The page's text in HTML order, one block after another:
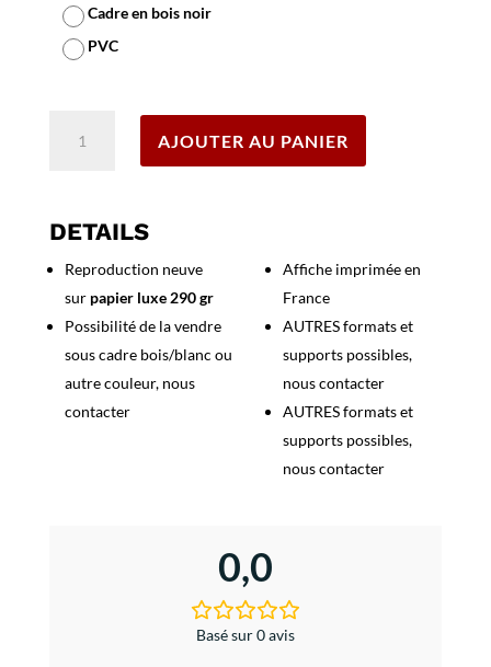
Cadre en bois noir
PVC
de
-
San
Fermin
2012
AJOUTER AU PANIER
DETAILS
Reproduction neuve
sur papier luxe 290 gr
Possibilité de la vendre
sous cadre bois/blanc ou
autre couleur, nous
contacter
Affiche imprimée en
France
AUTRES formats et
supports possibles,
nous contacter
AUTRES formats et
supports possibles,
nous contacter
0,0
Basé sur 0 avis